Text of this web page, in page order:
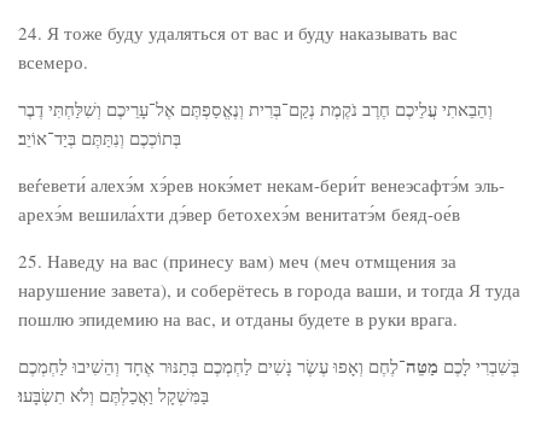
24. Я тоже буду удаляться от вас и буду наказывать вас
всемеро.
וְהֵבֵאתִי עֲלֵיכֶם חֶרֶב נֹקֶמֶת נְקַם־בְּרִית וְנֶאֱסַפְתֶּם אֶל־עָרֵיכֶם וְשִׁלַּחְתִּי דֶבֶר
בְּתוֹכְכֶם וְנִתַּתֶּם בְּיַד־אוֹיֵב׃
веѓевети́ алехэ́м хэ́рев нокэ́мет некам-бери́т венеэсафтэ́м эль-
арехэ́м вешила́хти дэ́вер бетохехэ́м венитатэ́м беяд-ое́в
25. Наведу на вас (принесу вам) меч (меч отмщения за
нарушение завета), и соберётесь в города ваши, и тогда Я туда
пошлю эпидемию на вас, и отданы будете в руки врага.
בְּשִׁבְרִי לָכֶם מַטֵּה־לֶחֶם וְאָפוּ עֶשֶׂר נָשִׁים לַחְמְכֶם בְּתַנּוּר אֶחָד וְהֵשִׁיבוּ לַחְמְכֶם
בַּמִּשְׁקָל וַאֲכַלְתֶּם וְלֹא תִשְׂבָּעוּ׃